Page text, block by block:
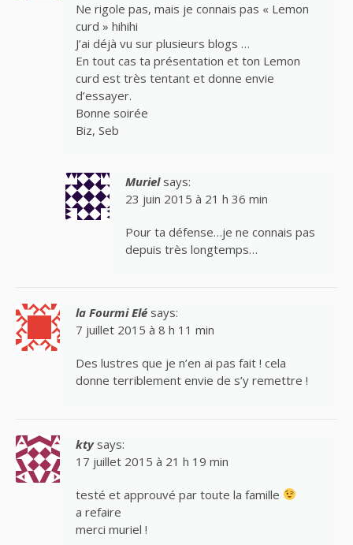
Ne rigole pas, mais je connais pas « Lemon
curd » hihihi
J’ai déjà vu sur plusieurs blogs …
En tout cas ta présentation et ton Lemon
curd est très tentant et donne envie
d’essayer.
Bonne soirée
Biz, Seb
Muriel says:
23 juin 2015 à 21 h 36 min
Pour ta défense…je ne connais pas
depuis très longtemps…
la Fourmi Elé says:
7 juillet 2015 à 8 h 11 min
Des lustres que je n’en ai pas fait ! cela
donne terriblement envie de s’y remettre !
kty says:
17 juillet 2015 à 21 h 19 min
testé et approuvé par toute la famille
a refaire
merci muriel !